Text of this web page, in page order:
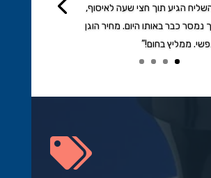
הגיע תוך חצי שעה לאיסוף,
נמסר כבר באותו היום. מחיר הוגן
ממליץ בחום!”
